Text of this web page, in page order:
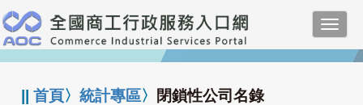
跳
到
主
要
:::
||首頁〉統計專區〉 閉鎖性公司名錄